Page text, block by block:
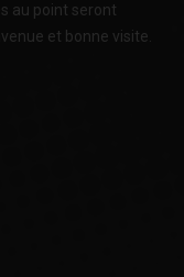
au point seront
et bonne visite.